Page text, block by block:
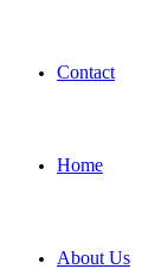
Contact
Home
About Us